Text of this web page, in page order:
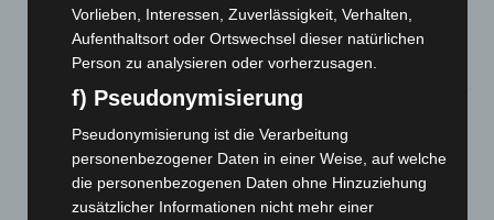
Hannover: Polizei stoppt 166 Trunkenheitsfahrten bei
Großkontrolle
2. August 2026
Hannover Klassik Open Air 2026: Französische Oper im
Maschpark
2. August 2026
Vorlieben, Interessen, Zuverlässigkeit, Verhalten,
Aufenthaltsort oder Ortswechsel dieser natürlichen
Person zu analysieren oder vorherzusagen.
f) Pseudonymisierung
Pseudonymisierung ist die Verarbeitung
personenbezogener Daten in einer Weise, auf welche
die personenbezogenen Daten ohne Hinzuziehung
zusätzlicher Informationen nicht mehr einer